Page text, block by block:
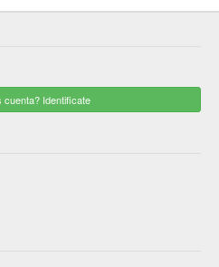
Identificate